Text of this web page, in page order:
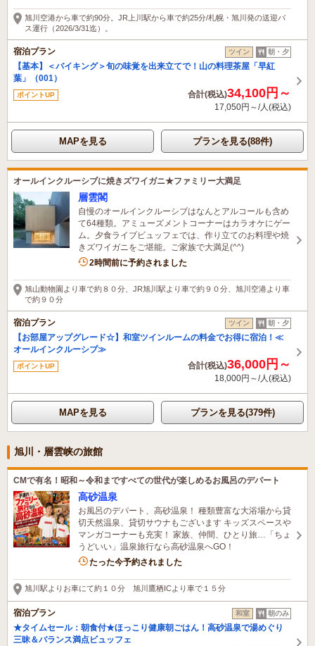
22分前に予約されました
旭川空港から車で約90分。JR上川駅から車で約25分/札幌・旭川発の送迎バ
ス運行（2026/3/31迄）。
宿泊プラン ツイン 朝・夕
【基本】＜バイキング＞旬の味覚を出来立てで！山の料理茶屋「早紅
葉」（001）
ポイントUP 合計(税込)34,100円～
17,050円～/人(税込)
MAPを見る プランを見る(88件)
オールインクルーシブに焼きズワイガニ★ファミリー大満足
層雲閣
自慢のオールインクルーシブはなんとアルコールも含め
て64種類。アミューズメントコーナーはカラオケにゲー
ム。夕食ライブビュッフェでは、作り立てのお料理や焼
きズワイガニをご堪能。ご家族で大満足(^^)
5名がこの宿を見ています
2時間前に予約されました
旭山動物園より車で約８０分、JR旭川駅より車で約９０分、旭川空港より車
で約９０分
宿泊プラン ツイン 朝・夕
【お部屋アップグレード☆】和室ツインルームの料金でお得に宿泊！≪
オールインクルーシブ≫
ポイントUP 合計(税込)36,000円～
18,000円～/人(税込)
MAPを見る プランを見る(379件)
旭川・層雲峡の旅館
CMで有名！昭和～令和まですべての世代が楽しめるお風呂のデパート
高砂温泉
お風呂のデパート、高砂温泉！ 種類豊富な大浴場から貸
切天然温泉、貸切サウナもございます キッズスペースや
マンガコーナーも充実！ 家族、仲間、ひとり旅…「ちょ
うどいい」温泉旅行なら高砂温泉へGO！
6名がこの宿を見ています
たった今予約されました
旭川駅よりお車にて約１０分 旭川鷹栖ICより車で１５分
宿泊プラン 和室 朝のみ
★タイムセール：朝食付★ほっこり健康朝ごはん！高砂温泉で湯めぐり
三昧＆バランス満点ビュッフェ